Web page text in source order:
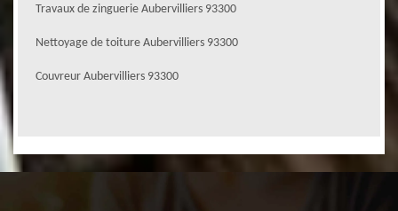
Travaux de zinguerie Aubervilliers 93300
Nettoyage de toiture Aubervilliers 93300
Couvreur Aubervilliers 93300